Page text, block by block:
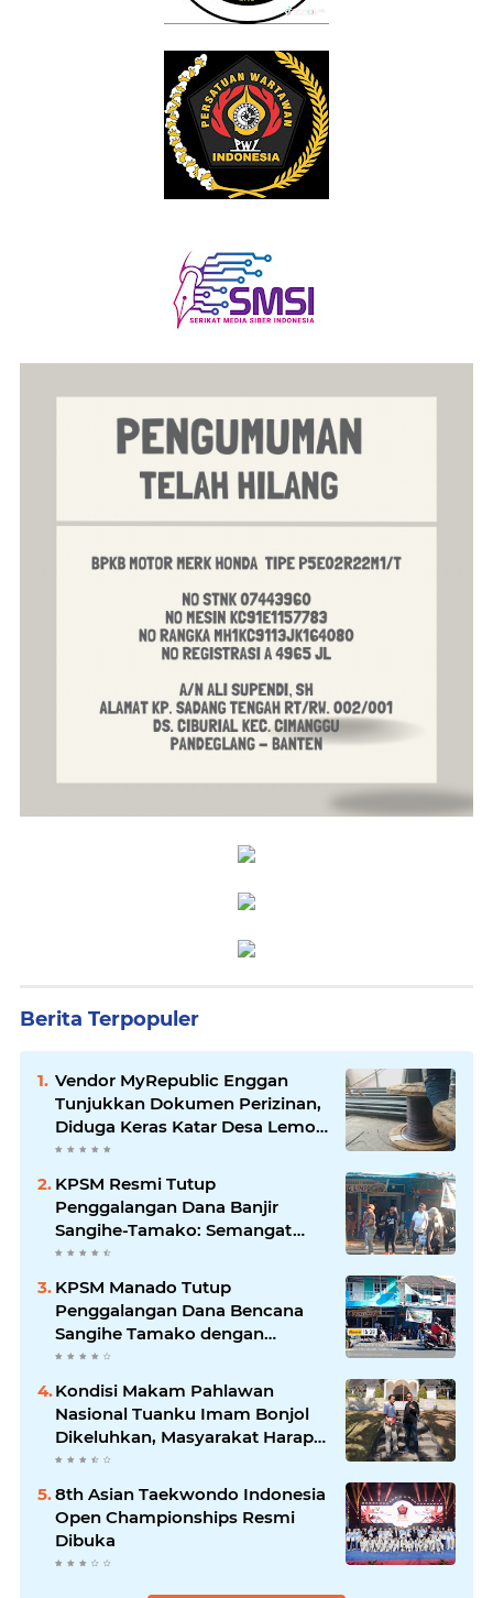
Berita Terpopuler
Vendor MyRepublic Enggan
Tunjukkan Dokumen Perizinan,
Diduga Keras Katar Desa Lemo
Disebut Handle Kordinasi
KPSM Resmi Tutup
Penggalangan Dana Banjir
Sangihe-Tamako: Semangat
Kebersamaan & Solidaritas
Tetap Terjaga
KPSM Manado Tutup
Penggalangan Dana Bencana
Sangihe Tamako dengan
Semangat Tinggi, Dihadiri
Banyak Seniman Ibu Kota
Kondisi Makam Pahlawan
Nasional Tuanku Imam Bonjol
Dikeluhkan, Masyarakat Harap
Pemerintah Segera Lakukan
Pembenahan
8th Asian Taekwondo Indonesia
Open Championships Resmi
Dibuka